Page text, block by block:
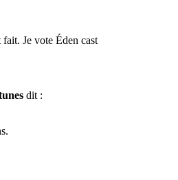
Je vote Éden cast
dit :